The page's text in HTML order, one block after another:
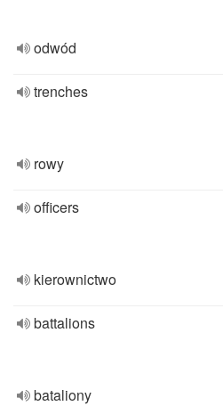
odwód
trenches
rowy
officers
kierownictwo
battalions
bataliony